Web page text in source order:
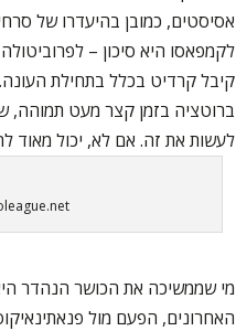
אסיסטים, כמובן בהיעדרו של
לקמפאסו היא סיכון –
קיבל קרדיט בכלל בתחילת
לעשות את זה. אם לא, יכול מאוד
מי שממשיכה את הכושר הנהדר
האחרונים, הפעם מול